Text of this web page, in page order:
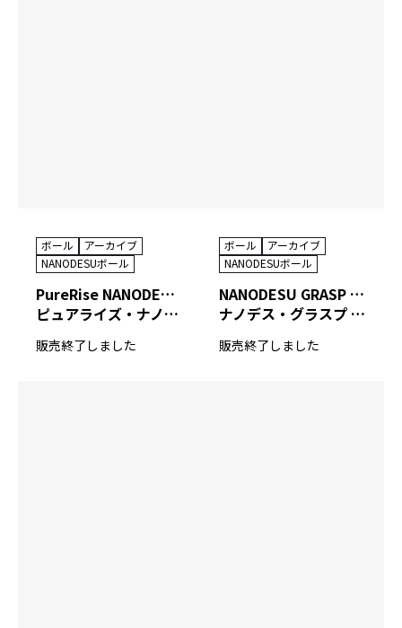
ボール
アーカイブ
NANODESUボール
PureRise NANODESU 74D EIGHT
ピュアライズ・ナノデス ナナヨンディー エイト
販売終了しました
ボール
アーカイブ
NANODESUボール
NANODESU GRASP TOUR EDITION
ナノデス・グラスプ ツアーエディション
販売終了しました